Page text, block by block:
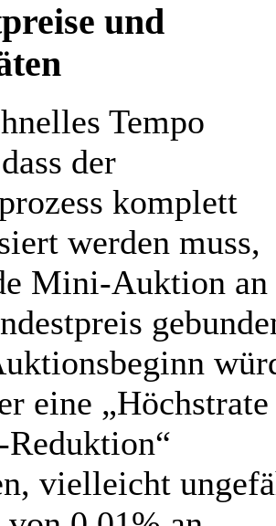
und
Tempo
der
komplett
werden muss,
Mini-Auktion an
eine „Höchstrate
Reduktion“
vielleicht